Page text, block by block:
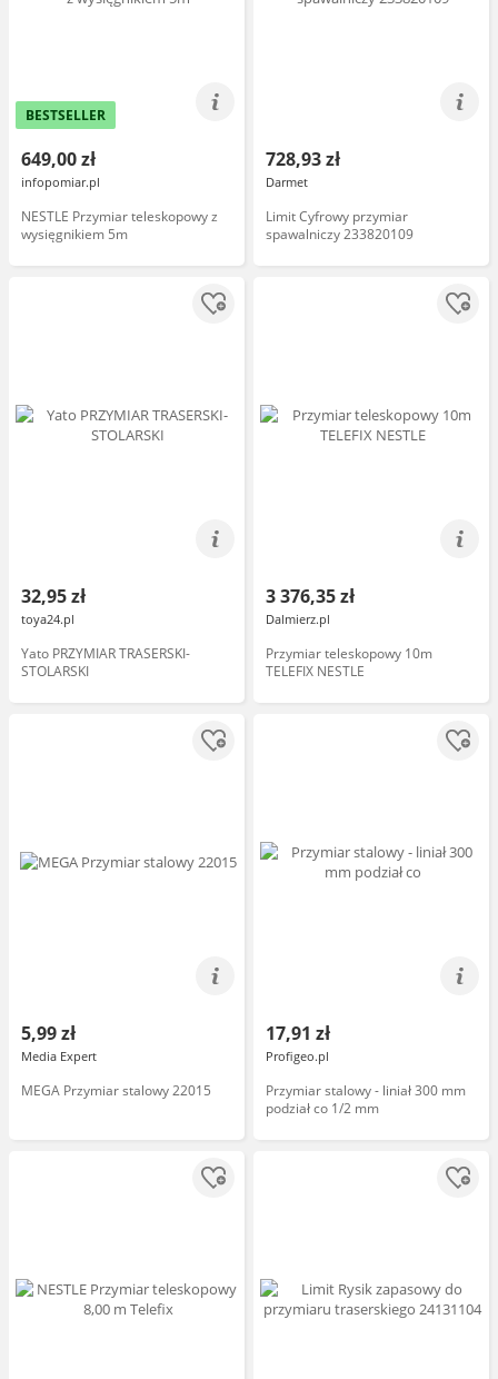
BESTSELLER
649,00 zł
infopomiar.pl
NESTLE Przymiar teleskopowy z
wysięgnikiem 5m
728,93 zł
Darmet
Limit Cyfrowy przymiar
spawalniczy 233820109
32,95 zł
toya24.pl
Yato PRZYMIAR TRASERSKI-
STOLARSKI
3 376,35 zł
Dalmierz.pl
Przymiar teleskopowy 10m
TELEFIX NESTLE
5,99 zł
Media Expert
MEGA Przymiar stalowy 22015
17,91 zł
Profigeo.pl
Przymiar stalowy - liniał 300 mm
podział co 1/2 mm